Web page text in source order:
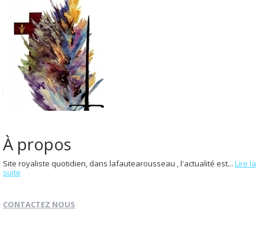
À propos
Site royaliste quotidien, dans lafautearousseau , l'actualité est... Lire la
suite
CONTACTEZ NOUS